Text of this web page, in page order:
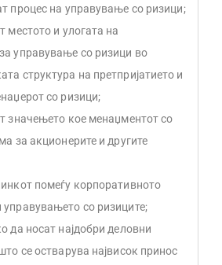
процес на управување со ризици;
местото и улогата на
управување со ризици во
структура на претпријатието и
со ризици;
значењето кое менаџментот со
за акционерите и другите
помеѓу корпоративното
со ризиците;
да носат најдобри деловни
се остварува највисок принос